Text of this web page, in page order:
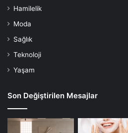
Hamilelik
Moda
Sağlık
Teknoloji
Yaşam
Son Değiştirilen Mesajlar